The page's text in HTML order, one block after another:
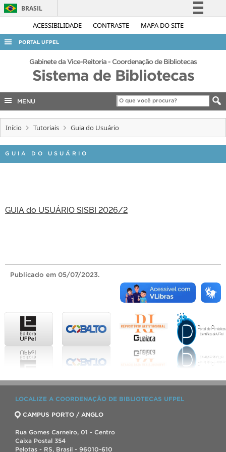
ACESSIBILIDADE CONTRASTE MAPA DO SITE
BRASIL
Simplifique!
Acesso à informação
Canais
PORTAL UFPEL
ACESSO À INFORMAÇÃO
AUDITORIA
COBALTO
CONCURSOS
EDITAIS
INTERNACIONAL
OUVIDORIA
Gabinete da Vice-Reitoria - Coordenação de Bibliotecas
Sistema de Bibliotecas
MENU
Início Tutoriais Guia do Usuário
GUIA DO USUÁRIO
GUIA do USUÁRIO SISBI 2026/2
Publicado em 05/07/2023.
LOCALIZE A COORDENAÇÃO DE BIBLIOTECAS UFPEL
CAMPUS PORTO / ANGLO
Rua Gomes Carneiro, 01 - Centro
Caixa Postal 354
Pelotas - RS, Brasil - 96010-610